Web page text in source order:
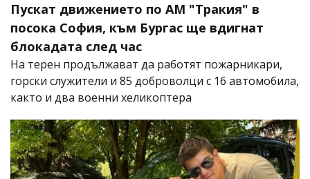
Пускат движението по АМ "Тракия" в
посока София, към Бургас ще вдигнат
блокадата след час
На терен продължават да работят пожарникари,
горски служители и 85 доброволци с 16 автомобила,
както и два военни хеликоптера